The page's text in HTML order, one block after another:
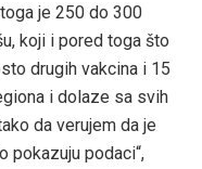
je 250 do 300
koji i pored toga što
drugih vakcina i 15
i dolaze sa svih
da verujem da je
pokazuju podaci“,